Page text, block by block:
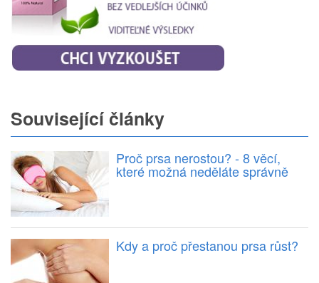
Související články
Proč prsa nerostou? - 8 věcí,
které možná neděláte správně
Kdy a proč přestanou prsa růst?